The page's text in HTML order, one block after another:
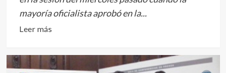
mayoría oficialista aprobó en la...
Leer másLeer
sobre
La